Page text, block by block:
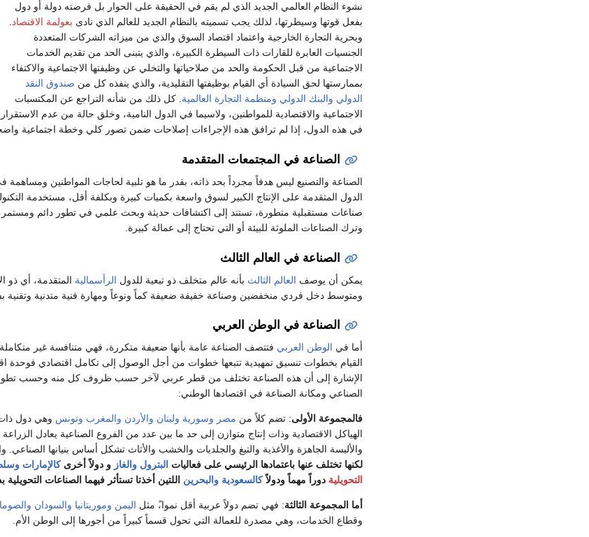
نشوء النظام العالمي الجديد الذي لم يقم في الحقيقة على الحوار بل فرضته دولة أو دول
بفعل قوتها وسيطرتها، لذلك يجب تسميته بالنظام الجديد للعالم الذي نادى بعولمة الاقتصاد.
وبحرية التجارة الخارجية واعتماد اقتصاد السوق والذي من ميزاته الشركات المتعددة
الجنسيات العابرة للقارات ذات السيطرة الكبيرة، والذي يتبنى الحد من تقديم الخدمات
الاجتماعية من قبل الحكومة والحد من صلاحياتها والتخلي عن وظيفتها الاجتماعية والاكتفاء
بممارستها لحق السيادة أي القيام بوظيفتها التقليدية، والذي ينفذه كل من صندوق النقد
الدولي والبنك الدولي ومنظمة التجارة العالمية. كل ذلك من شأنه التراجع عن المكتسبات
الاجتماعية والاقتصادية للمواطنين، ولاسيما في الدول النامية، وخلق حالة من عدم
في هذه الدول، إذا لم ترافق هذه الإجراءات إصلاحات ضمن تصور كلي وخطة اجتماعية
الصناعة في المجتمعات المتقدمة
الصناعة والتصنيع ليس هدفاً مجرداً بحد ذاته، بقدر ما هو تلبية لحاجات المواطنين
الدول المتقدمة على الإنتاج الكبير لسوق واسعة بكميات كبيرة وبكلفة أقل، مستخدمة
صناعات مستقبلية متطورة، تستند إلى اكتشافات حديثة وبحث علمي في تطور دائم
وترك الصناعات الملوثة للبيئة أو التي تحتاج إلى عمالة كبيرة.
الصناعة في العالم الثالث
يمكن أن يوصف العالم الثالث بأنه عالم متخلف ذو تبعية للدول الرأسمالية المتقدمة، أي ذو
ومتوسط دخل فردي منخفضين وصناعة خفيفة ضعيفة كماً ونوعاً ومهارة فنية متدنية
الصناعة في الوطن العربي
أما في الوطن العربي فتتصف الصناعة عامة بأنها ضعيفة متكررة، فهي متنافسة غير
القيام بخطوات تنسيق تمهيدية تتبعها خطوات من أجل الوصول إلى تكامل اقتصادي
الإشارة إلى أن هذه الصناعة تختلف من قطر عربي لآخر حسب ظروف كل منه وحسب تطور
الصناعي ومكانة الصناعة في اقتصادها الوطني:
فالمجموعة الأولى: تضم كلاً من مصر وسورية ولبنان والأردن والمغرب وتونس وهي دول
الهياكل الاقتصادية وذات إنتاج متوازن إلى حد ما بين عدد من الفروع الصناعية يعادل
والألبسة الجاهزة والأغذية والتبغ والجلديات والخشب والأثاث تشكل أساس بنيانها الصناعي.
لكنها تختلف عنها باعتمادها الرئيسي على فعاليات البترول والغاز و دولاً أخرىكالإمارات
التحويلية دوراً مهماً ودولاًكالسعودية والبحرين اللتين أخذتا تستأثر فيهما الصناعات
أما المجموعة الثالثة: فهي تضم دولاً عربية أقل نموا،ً مثل اليمن وموريتانيا والسودان
وقطاع الخدمات، وهي مصدرة للعمالة التي تحول قسماً كبيراً من أجورها إلى الوطن الأم.